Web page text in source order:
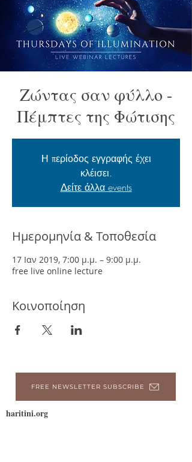
Ζώντας σαν φύλλο -
Πέμπτες της Φώτισης
Η περίοδος εγγραφής έχει
κλέισει.
Δείτε άλλα events
Ημερομηνία & Τοποθεσία
17 Ιαν 2019, 7:00 μ.μ. – 9:00 μ.μ.
free live online lecture
Κοινοποίηση
FREE NEWSLETTER SUBSCRIBE
haritini.org